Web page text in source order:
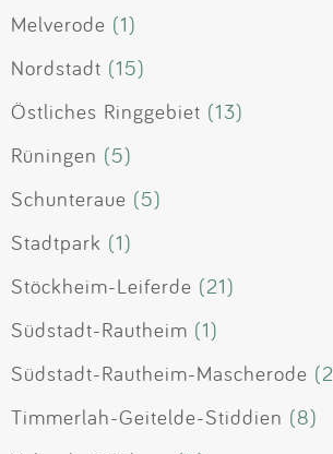
Melverode (1)
Nordstadt (15)
Östliches Ringgebiet (13)
Rüningen (5)
Schunteraue (5)
Stadtpark (1)
Stöckheim-Leiferde (21)
Südstadt-Rautheim (1)
Südstadt-Rautheim-Mascherode
Timmerlah-Geitelde-Stiddien (8)